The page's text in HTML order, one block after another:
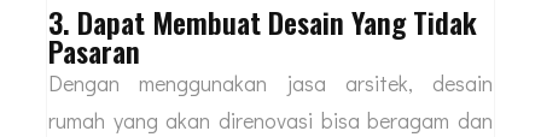
3. Dapat Membuat Desain Yang Tidak
Pasaran
Dengan menggunakan jasa arsitek, desain
rumah yang akan direnovasi bisa beragam dan